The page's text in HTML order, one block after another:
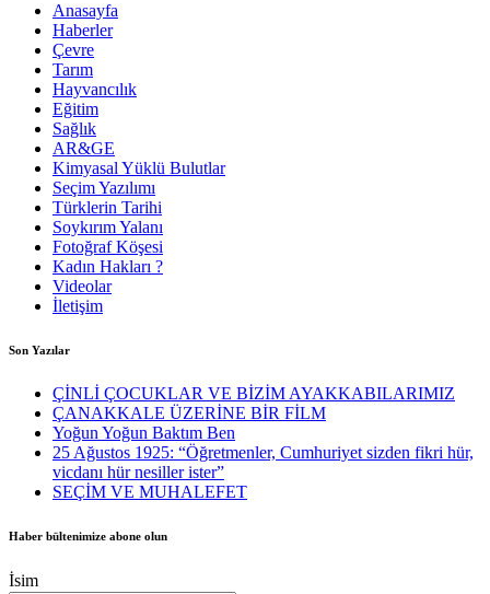
Anasayfa
Haberler
Çevre
Tarım
Hayvancılık
Eğitim
Sağlık
AR&GE
Kimyasal Yüklü Bulutlar
Seçim Yazılımı
Türklerin Tarihi
Soykırım Yalanı
Fotoğraf Köşesi
Kadın Hakları ?
Videolar
İletişim
Son Yazılar
ÇİNLİ ÇOCUKLAR VE BİZİM AYAKKABILARIMIZ
ÇANAKKALE ÜZERİNE BİR FİLM
Yoğun Yoğun Baktım Ben
25 Ağustos 1925: “Öğretmenler, Cumhuriyet sizden fikri hür,
vicdanı hür nesiller ister”
SEÇİM VE MUHALEFET
Haber bültenimize abone olun
İsim